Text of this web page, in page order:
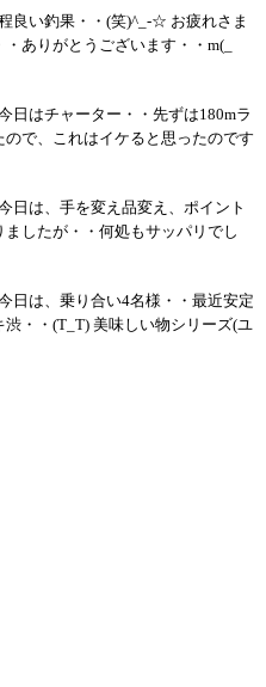
良い釣果・・(笑)^_-☆ お疲れさま
ありがとうございます・・m(_
日はチャーター・・先ずは180mラ
で、これはイケると思ったのです
日は、手を変え品変え、ポイント
したが・・何処もサッパリでし
日は、乗り合い4名様・・最近安定
・・(T_T) 美味しい物シリーズ(ユ